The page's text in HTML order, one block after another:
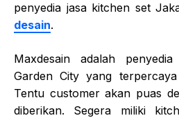
penyedia jasa kitchen set
desain.
Maxdesain adalah
Garden City yang
Tentu customer akan puas
diberikan. Segera miliki